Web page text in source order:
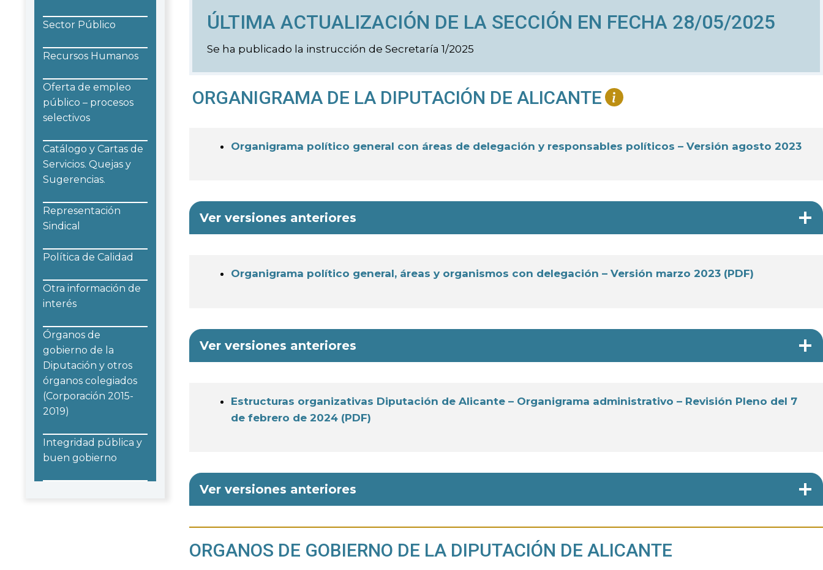
ÚLTIMA ACTUALIZACIÓN DE LA SECCIÓN EN FECHA 28/05/2025
Se ha publicado la instrucción de Secretaría 1/2025
ORGANIGRAMA DE LA DIPUTACIÓN DE ALICANTE
Organigrama político general con áreas de delegación y responsables políticos – Versión agosto 2023
Ver versiones anteriores
Organigrama político general, áreas y organismos con delegación – Versión marzo 2023 (PDF)
Ver versiones anteriores
Estructuras organizativas Diputación de Alicante – Organigrama administrativo – Revisión Pleno del 7
de febrero de 2024 (PDF)
Ver versiones anteriores
ORGANOS DE GOBIERNO DE LA DIPUTACIÓN DE ALICANTE
Sector Público
Recursos Humanos
Oferta de empleo
público – procesos
selectivos
Catálogo y Cartas de
Servicios. Quejas y
Sugerencias.
Representación
Sindical
Política de Calidad
Otra información de
interés
Órganos de
gobierno de la
Diputación y otros
órganos colegiados
(Corporación 2015-
2019)
Integridad pública y
buen gobierno